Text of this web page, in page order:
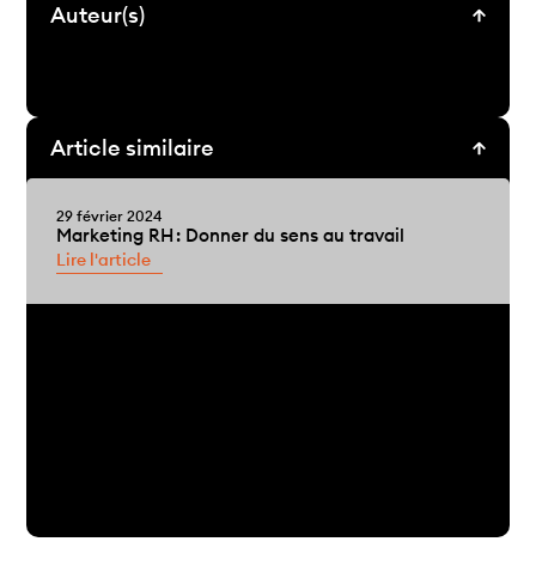
Auteur(s)
Article similaire
29 février 2024
Marketing RH : Donner du sens au travail
Lire l'article